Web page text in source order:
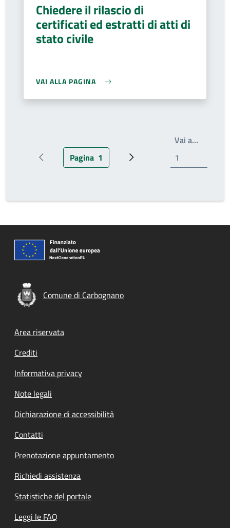
Chiedere il rilascio di
certificati ed estratti di atti di
stato civile
VAI ALLA PAGINA
Pagina precedentePagina attuale
Pagina 1 Prossima pagina
Vai a…
Comune di Carbognano
Footer menu
Area riservata
Crediti
Informativa privacy
Note legali
Dichiarazione di accessibilità
Contatti
Prenotazione appuntamento
Richiedi assistenza
Statistiche del portale
Leggi le FAQ